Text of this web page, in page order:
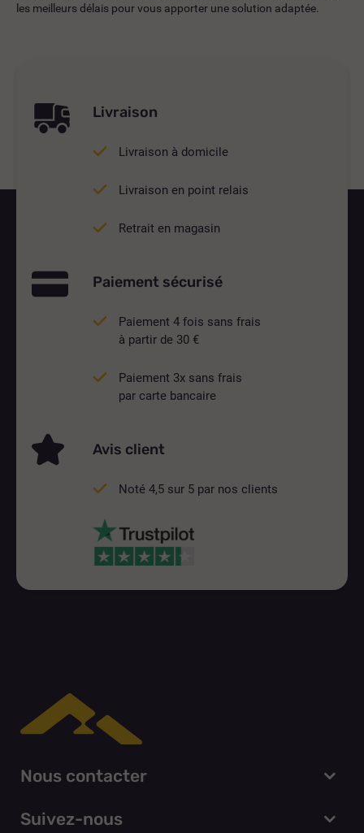
les meilleurs délais pour vous apporter une solution adaptée.
Livraison
Livraison à domicile
Livraison en point relais
Retrait en magasin
Paiement sécurisé
Paiement 4 fois sans frais
à partir de 30 €
Paiement 3x sans frais
par carte bancaire
Avis client
Noté 4,5 sur 5 par nos clients
Nous contacter
Suivez-nous